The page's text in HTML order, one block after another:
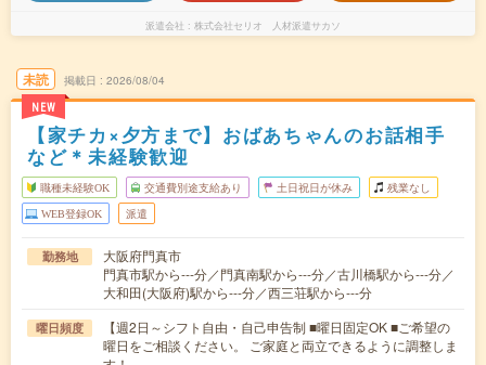
派遣会社 株式会社セリオ 人材派遣サカソ
未読
NEW
掲載日 2026/08/04
【家チカ×夕方まで】おばあちゃんのお話相手
など＊未経験歓迎
職種未経験OK 交通費別途支給あり 土日祝日が休み 残業なし
WEB登録OK 派遣
勤務地
大阪府門真市
門真市駅から---分／門真南駅から---分／古川橋駅から---分／
大和田(大阪府)駅から---分／西三荘駅から---分
曜日頻度
【週2日～シフト自由・自己申告制 ■曜日固定OK ■ご希望の
曜日をご相談ください。 ご家庭と両立できるように調整しま